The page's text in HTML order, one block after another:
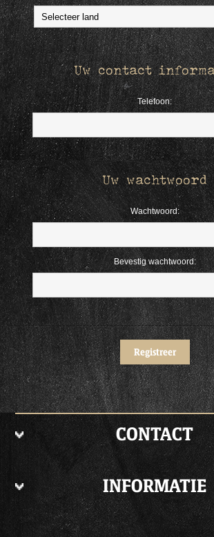
Uw contact
Telefoon:
Uw wachtwoord
Wachtwoord:
Bevestig wachtwoord:
CONTACT
INFORMATIE